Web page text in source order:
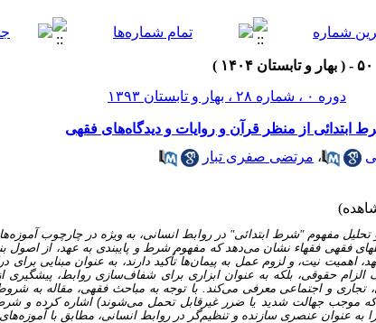
دوره ۰ ، شماره ۲۸ ، بهار و تابستان ۱۳۹۳
ابتدائی از منظر قرآن و روایات و دیدگاه‌های فقهی
، مرتضی صفری تبار
تحلیل مفهوم"شرط ابتدائی" در روابط انسانی، به ویژه در چارچوب
فقهی فقهاء نشان می‌دهد که مفهوم شرط و پایبندی به عهد، از
اهمیت نیت، و لزوم عمل به پیمان‌ها تأکید دارند، به عنوان مبنایی
الزام حقوقی، بلکه به عنوان ابزاری برای شفاف‌سازی روابط، پیشگیری
تجاری و اجتماعی معرفی می‌کند. با توجه به مباحث فقهی، مقاله به
موجب جهالت شدید یا ضرر غیرقابل تحمل می‌شوند) اشاره کرده و شرط
به عنوان عنصری سازنده و تنظیم‌گر در روابط انسانی، مطابق با